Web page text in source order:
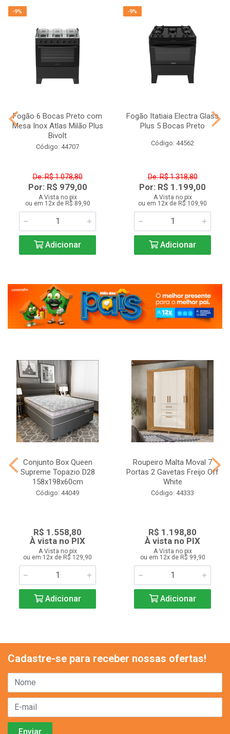
-9%
Fogão 6 Bocas Preto com
Mesa Inox Atlas Milão Plus
Bivolt
Código: 44707
De: R$ 1.078,80
Por: R$ 979,00
A Vista no pix
ou em 12x de R$ 89,90
Adicionar
-9%
Fogão Itatiaia Electra Glass
Plus 5 Bocas Preto
Código: 44562
De: R$ 1.318,80
Por: R$ 1.199,00
A Vista no pix
ou em 12x de R$ 109,90
Adicionar
Conjunto Box Queen
Supreme Topazio D28
158x198x60cm
Código: 44049
R$ 1.558,80
À vista no PIX
A Vista no pix
ou em 12x de R$ 129,90
Adicionar
Roupeiro Malta Moval 7
Portas 2 Gavetas Freijo Off
White
Código: 44333
R$ 1.198,80
À vista no PIX
A Vista no pix
ou em 12x de R$ 99,90
Adicionar
Cadastre-se para receber nossas ofertas!